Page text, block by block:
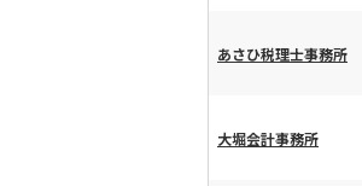
あさひ税理士事務所
大堀会計事務所